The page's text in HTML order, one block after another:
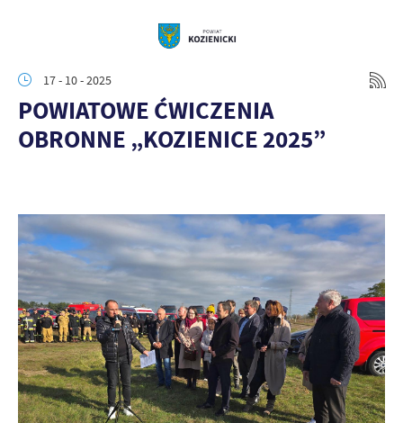
17 - 10 - 2025
POWIATOWE ĆWICZENIA
OBRONNE „KOZIENICE 2025”